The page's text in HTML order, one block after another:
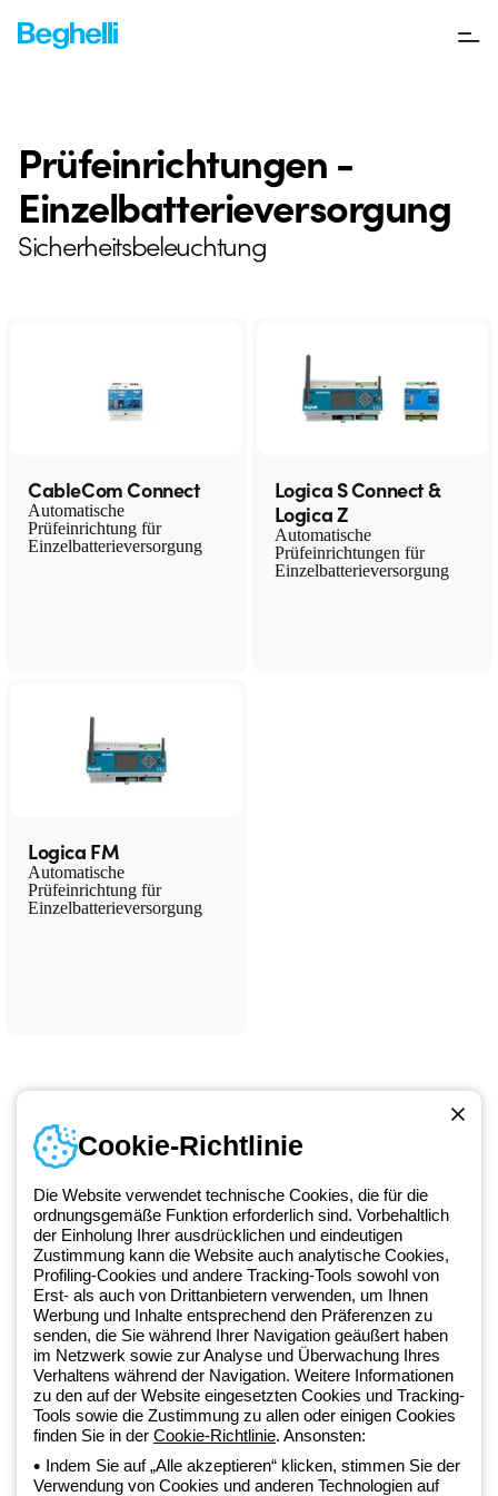
Prüfeinrichtungen -
Einzelbatterieversorgung
Sicherheitsbeleuchtung
CableCom Connect
Automatische
Prüfeinrichtung für
Einzelbatterieversorgung
Logica S Connect &
Logica Z
Automatische
Prüfeinrichtungen für
Einzelbatterieversorgung
Logica FM
Automatische
Prüfeinrichtung für
Einzelbatterieversorgung
Seit 2025 ist Beghelli Teil der GEWISS Group und Teil des GEWISS
LightZone-Ökosystems, in dem wir integrierte Beleuchtungslösungen
entwickeln, die Komplexität in Einfachheit verwandeln und Fachleute
sowie Endnutzer dabei unterstützen, ihre Anforderungen zu erfüllen.
Erfahren Sie mehr über GEWISS.
Germany: DE
Kontakt
Montag bis Freitag von 8:00 bis 17:00 Uhr
+49 2064 97010
Cookie-Richtlinie
Die Website verwendet technische Cookies, die für die
ordnungsgemäße Funktion erforderlich sind. Vorbehaltlich
der Einholung Ihrer ausdrücklichen und eindeutigen
Zustimmung kann die Website auch analytische Cookies,
Profiling-Cookies und andere Tracking-Tools sowohl von
Erst- als auch von Drittanbietern verwenden, um Ihnen
Werbung und Inhalte entsprechend den Präferenzen zu
senden, die Sie während Ihrer Navigation geäußert haben
im Netzwerk sowie zur Analyse und Überwachung Ihres
Verhaltens während der Navigation. Weitere Informationen
zu den auf der Website eingesetzten Cookies und Tracking-
Tools sowie die Zustimmung zu allen oder einigen Cookies
finden Sie in der Cookie-Richtlinie. Ansonsten:
Indem Sie auf „Alle akzeptieren“ klicken, stimmen Sie der
Verwendung von Cookies und anderen Technologien auf